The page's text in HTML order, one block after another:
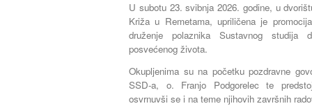
U subotu 23. svibnja 2026. godine, u
Križa u Remetama, upriličena je
druženje polaznika Sustavnog studija
posvećenog života.
Okupljenima su na početku pozdravne
SSD-a, o. Franjo Podgorelec te
osvrnuvši se i na teme njihovih završnih